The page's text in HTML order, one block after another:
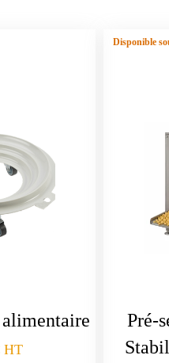
HT
Disponible
Pré-